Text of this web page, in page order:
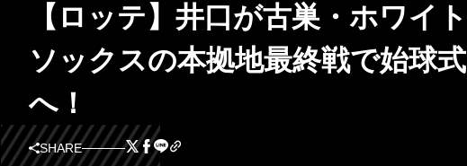
【ロッテ】井口が古巣・ホワイト
ソックスの本拠地最終戦で始球式
へ！
SHARE